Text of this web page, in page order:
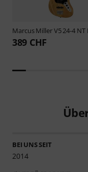
Marcus MillerV5 24-4 NT
389 CHF
BEI UNS SEIT
2014